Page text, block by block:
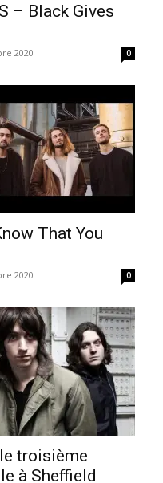
– Black Gives
2020 0
That You
2020 0
troisième
à Sheffield